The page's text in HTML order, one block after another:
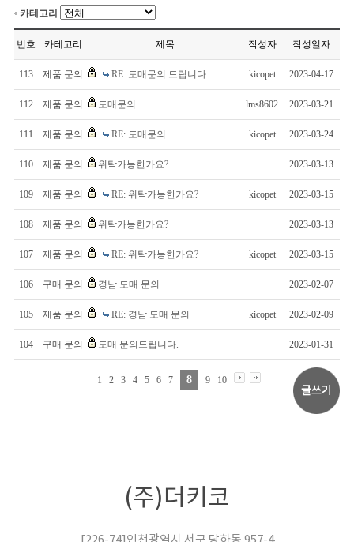
카테고리
번호 카테고리 제목 작성자 작성일자
113 제품 문의 RE: 도매문의 드립니다. kicopet 2023-04-17
112 제품 문의 도매문의 lms8602 2023-03-21
111 제품 문의 RE: 도매문의 kicopet 2023-03-24
110 제품 문의 위탁가능한가요? 2023-03-13
109 제품 문의 RE: 위탁가능한가요? kicopet 2023-03-15
108 제품 문의 위탁가능한가요? 2023-03-13
107 제품 문의 RE: 위탁가능한가요? kicopet 2023-03-15
106 구매 문의 경남 도매 문의 2023-02-07
105 제품 문의 RE: 경남 도매 문의 kicopet 2023-02-09
104 구매 문의 도매 문의드립니다. 2023-01-31
1 2 3 4 5 6 7 8 9 10
(주)더키코